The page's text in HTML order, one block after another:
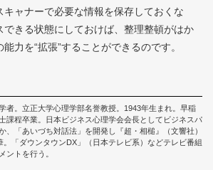
キャナーで必要な情報を保存しておくな
できる状態にしておけば、整理整頓がはか
力を“拡張”することができるのです。
者。立正大学心理学部名誉教授。1943年生まれ。早稲
課程卒業。日本ビジネス心理学会会長としてビジネスパ
、「あいづち対話法」を開発し『超・相槌』（文響社）
「ダウンタウンDX」（日本テレビ系）などテレビ番組
ントを行う。